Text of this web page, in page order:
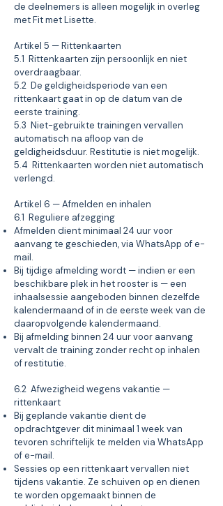
de deelnemers is alleen mogelijk in overleg
met Fit met Lisette.
Artikel 5 — Rittenkaarten
5.1 Rittenkaarten zijn persoonlijk en niet
overdraagbaar.
5.2 De geldigheidsperiode van een
rittenkaart gaat in op de datum van de
eerste training.
5.3 Niet-gebruikte trainingen vervallen
automatisch na afloop van de
geldigheidsduur. Restitutie is niet mogelijk.
5.4 Rittenkaarten worden niet automatisch
verlengd.
Artikel 6 — Afmelden en inhalen
6.1 Reguliere afzegging
Afmelden dient minimaal 24 uur voor
aanvang te geschieden, via WhatsApp of e-
mail.
Bij tijdige afmelding wordt — indien er een
beschikbare plek in het rooster is — een
inhaalsessie aangeboden binnen dezelfde
kalendermaand of in de eerste week van de
daaropvolgende kalendermaand.
Bij afmelding binnen 24 uur voor aanvang
vervalt de training zonder recht op inhalen
of restitutie.
6.2 Afwezigheid wegens vakantie —
rittenkaart
Bij geplande vakantie dient de
opdrachtgever dit minimaal 1 week van
tevoren schriftelijk te melden via WhatsApp
of e-mail.
Sessies op een rittenkaart vervallen niet
tijdens vakantie. Ze schuiven op en dienen
te worden opgemaakt binnen de